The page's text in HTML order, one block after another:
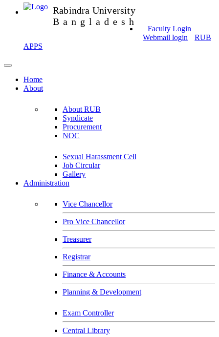
Rabindra University
Bangladesh
Faculty Login
Webmail login
RUB
APPS
Home
About
About RUB
Syndicate
Procurement
NOC
Sexual Harassment Cell
Job Circular
Gallery
Administration
Vice Chancellor
Pro Vice Chancellor
Treasurer
Registrar
Finance & Accounts
Planning & Development
Exam Controller
Central Library